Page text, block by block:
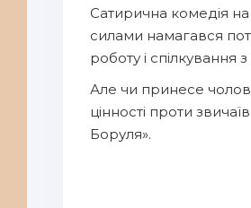
9
10
12
13
Сатирична комедія
силами намагався
роботу і
Але чи принесе
цінності проти
Боруля».